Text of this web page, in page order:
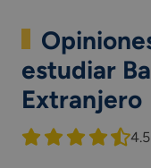
estudiar
Extranjero